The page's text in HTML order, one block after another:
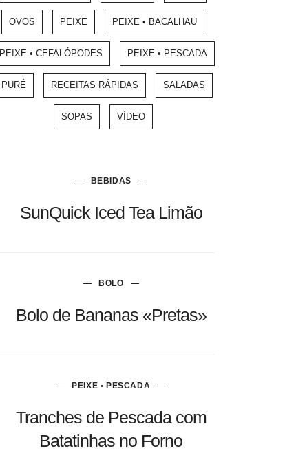
OVOS PEIXE PEIXE • BACALHAU
PEIXE • CEFALÓPODES PEIXE • PESCADA
PURÉ RECEITAS RÁPIDAS SALADAS
SOPAS VÍDEO
BEBIDAS
SunQuick Iced Tea Limão
BOLO
Bolo de Bananas «Pretas»
PEIXE • PESCADA
Tranches de Pescada com
Batatinhas no Forno